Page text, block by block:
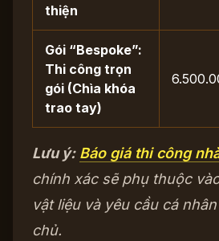
thiện
Gói “Bespoke”:
Thi công trọn
gói (Chìa khóa
trao tay)
Lưu ý: Báo giá thi công
chính xác sẽ phụ thuộc
vật liệu và yêu cầu cá
chủ.